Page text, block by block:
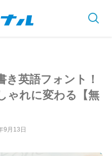
き英語フォント！
ゃれに変わる【無
9月13日